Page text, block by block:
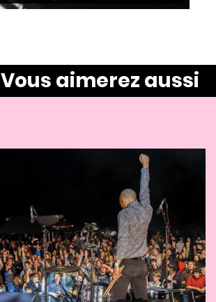
Vous aimerez aussi